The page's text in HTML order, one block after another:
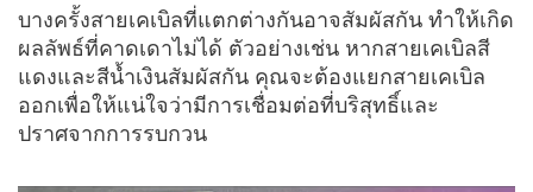
บางครั้งสายเคเบิลที่แตกต่างกันอาจสัมผัสกัน ทำให้เกิด
ผลลัพธ์ที่คาดเดาไม่ได้ ตัวอย่างเช่น หากสายเคเบิลสี
แดงและสีน้ำเงินสัมผัสกัน คุณจะต้องแยกสายเคเบิล
ออกเพื่อให้แน่ใจว่ามีการเชื่อมต่อที่บริสุทธิ์และ
ปราศจากการรบกวน